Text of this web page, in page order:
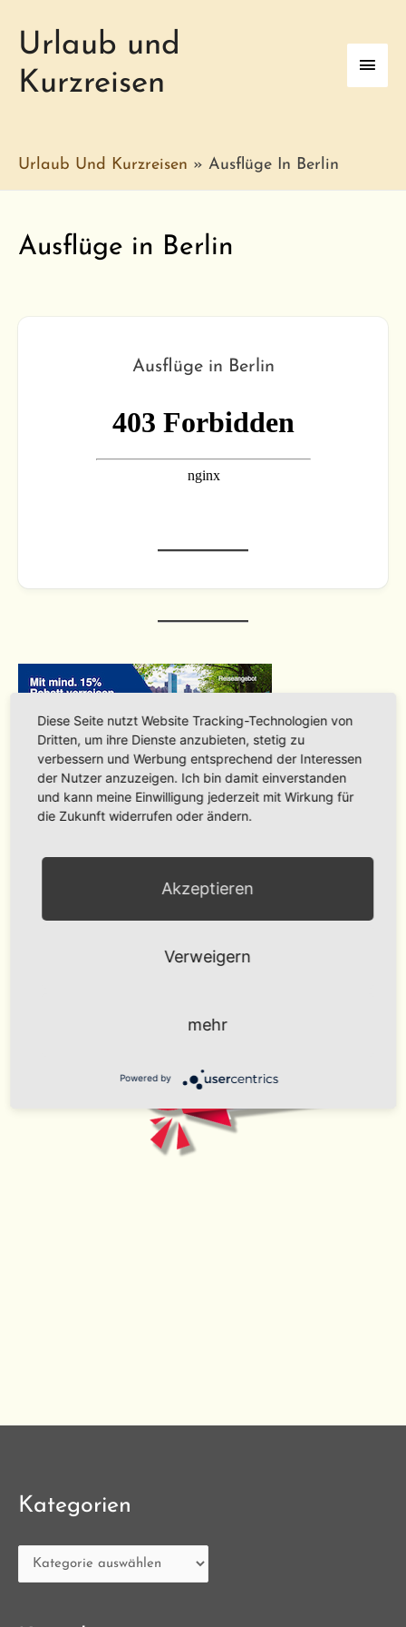
Urlaub und
Kurzreisen
Urlaub Und Kurzreisen » Ausflüge In Berlin
Ausflüge in Berlin
Ausflüge in Berlin
Kategorien
Kategorien
Diese Seite nutzt Website Tracking-Technologien von
Dritten, um ihre Dienste anzubieten, stetig zu
verbessern und Werbung entsprechend der Interessen
der Nutzer anzuzeigen. Ich bin damit einverstanden
und kann meine Einwilligung jederzeit mit Wirkung für
die Zukunft widerrufen oder ändern.
Akzeptieren
Verweigern
mehr
Powered by